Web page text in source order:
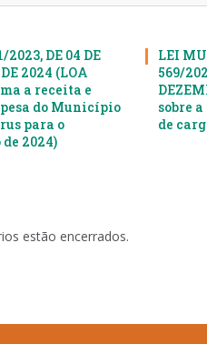
2023, DE 04 DE
2024 (LOA
a receita e
do Município
para o
2024)
LEI
569/
sobre
de
estão encerrados.